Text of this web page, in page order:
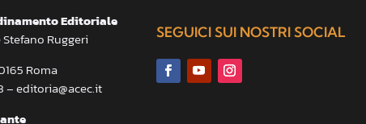
Editoriale
Ruggeri
Roma
– editoria@acec.it
SEGUICI SUI NOSTRI SOCIAL